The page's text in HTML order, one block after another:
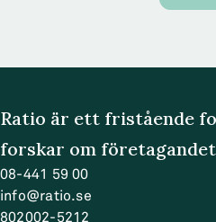
Ratio är ett fristående
forskar om
08-441 59 00
info@ratio.se
802002-5212